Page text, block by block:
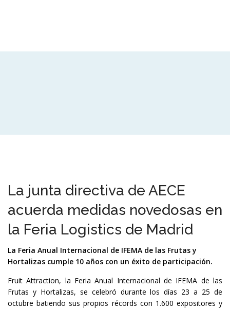
La junta directiva de AECE
acuerda medidas novedosas en
la Feria Logistics de Madrid
La Feria Anual Internacional de IFEMA de las Frutas y
Hortalizas cumple 10 años con un éxito de participación.
Fruit Attraction, la Feria Anual Internacional de IFEMA de las
Frutas y Hortalizas, se celebró durante los días 23 a 25 de
octubre batiendo sus propios récords con 1.600 expositores y